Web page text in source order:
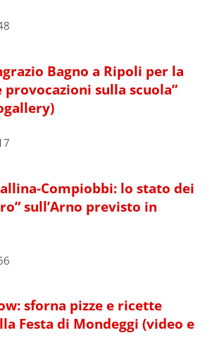
Bagno a Ripoli per la
sulla scuola”
Compiobbi: lo stato dei
sull’Arno previsto in
sforna pizze e ricette
Festa di Mondeggi (video e